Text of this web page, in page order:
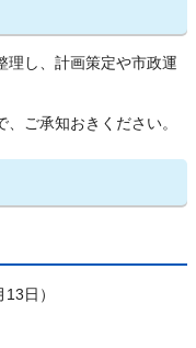
理し、計画策定や市政運
ご承知おきください。
日）